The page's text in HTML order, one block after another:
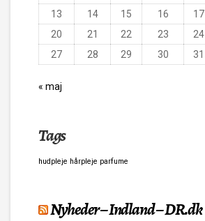
13
14 15 16 17
20
21 22 23 24
27
28 29 30 31
« maj
Tags
hudpleje hårpleje parfume
Nyheder – Indland – DR.dk